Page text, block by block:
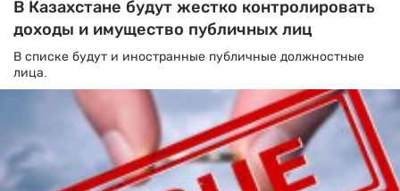
В Казахстане будут жестко контролировать
доходы и имущество публичных лиц
В списке будут и иностранные публичные должностные
лица.